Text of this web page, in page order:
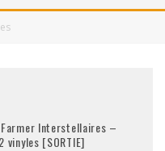
Farmer Interstellaires –
vinyles [SORTIE]